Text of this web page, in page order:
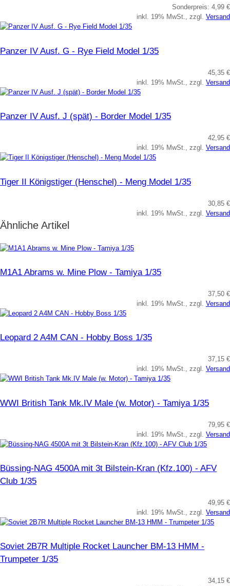
Sonderpreis: 4,99 €
inkl. 19% MwSt., zzgl. Versand
Panzer IV Ausf. G - Rye Field Model 1/35
45,35 €
inkl. 19% MwSt., zzgl. Versand
Panzer IV Ausf. J (spät) - Border Model 1/35
42,95 €
inkl. 19% MwSt., zzgl. Versand
Tiger II Königstiger (Henschel) - Meng Model 1/35
30,85 €
inkl. 19% MwSt., zzgl. Versand
Ähnliche Artikel
M1A1 Abrams w. Mine Plow - Tamiya 1/35
37,50 €
inkl. 19% MwSt., zzgl. Versand
Leopard 2 A4M CAN - Hobby Boss 1/35
37,15 €
inkl. 19% MwSt., zzgl. Versand
WWI British Tank Mk.IV Male (w. Motor) - Tamiya 1/35
79,95 €
inkl. 19% MwSt., zzgl. Versand
Büssing-NAG 4500A mit 3t Bilstein-Kran (Kfz.100) - AFV
Club 1/35
49,95 €
inkl. 19% MwSt., zzgl. Versand
Soviet 2B7R Multiple Rocket Launcher BM-13 HMM -
Trumpeter 1/35
34,15 €